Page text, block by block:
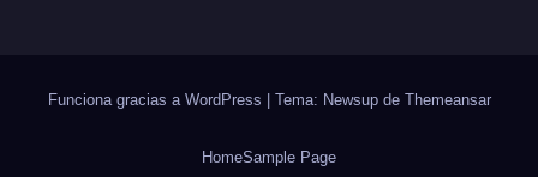
Funciona gracias a WordPress | Tema: Newsup de Themeansar
HomeSample Page